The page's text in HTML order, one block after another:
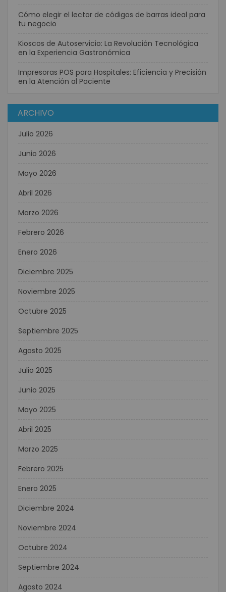
Cómo elegir el lector de códigos de barras ideal para
tu negocio
Kioscos de Autoservicio: La Revolución Tecnológica
en la Experiencia Gastronómica
Impresoras POS para Hospitales: Eficiencia y Precisión
en la Atención al Paciente
ARCHIVO
Julio 2026
Junio 2026
Mayo 2026
Abril 2026
Marzo 2026
Febrero 2026
Enero 2026
Diciembre 2025
Noviembre 2025
Octubre 2025
Septiembre 2025
Agosto 2025
Julio 2025
Junio 2025
Mayo 2025
Abril 2025
Marzo 2025
Febrero 2025
Enero 2025
Diciembre 2024
Noviembre 2024
Octubre 2024
Septiembre 2024
Agosto 2024